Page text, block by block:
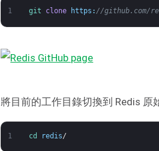
1 git clone https : //github.com/
將目前的工作目錄切換到 Redis 原
1 cd redis/